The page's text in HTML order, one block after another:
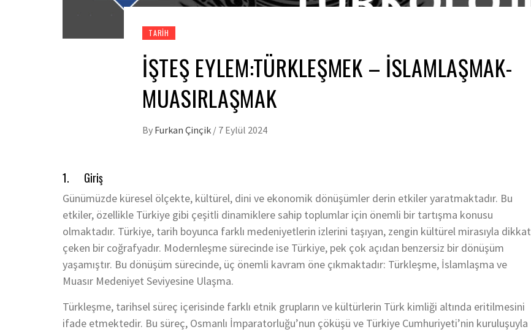
TARIH
İŞTEŞ EYLEM:TÜRKLEŞMEK – İSLAMLAŞMAK-
MUASIRLAŞMAK
By Furkan Çinçik / 7 Eylül 2024
1. Giriş
Günümüzde küresel ölçekte, kültürel, dini ve ekonomik dönüşümler derin etkiler yaratmaktadır. Bu
etkiler, özellikle Türkiye gibi çeşitli dinamiklere sahip toplumlar için önemli bir tartışma konusu
olmaktadır. Türkiye, tarih boyunca farklı medeniyetlerin izlerini taşıyan, zengin kültürel mirasıyla dikkat
çeken bir coğrafyadır. Modernleşme sürecinde ise Türkiye, pek çok açıdan benzersiz bir dönüşüm
yaşamıştır. Bu dönüşüm sürecinde, üç önemli kavram öne çıkmaktadır: Türkleşme, İslamlaşma ve
Muasır Medeniyet Seviyesine Ulaşma.
Türkleşme, tarihsel süreç içerisinde farklı etnik grupların ve kültürlerin Türk kimliği altında eritilmesini
ifade etmektedir. Bu süreç, Osmanlı İmparatorluğu’nun çöküşü ve Türkiye Cumhuriyeti’nin kuruluşuyla